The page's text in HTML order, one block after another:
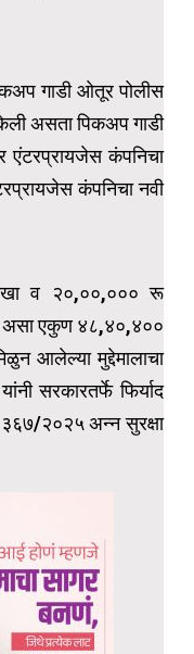
गाडी ओतूर पोलीस
असता पिकअप गाडी
कंपनिचा
कंपनिचा नवी
व २०,००,००० रू
असा एकुण ४८,४०,४००
आलेल्या मुद्देमालाचा
सरकारतर्फे फिर्याद
२०२५ अन्न सुरक्षा